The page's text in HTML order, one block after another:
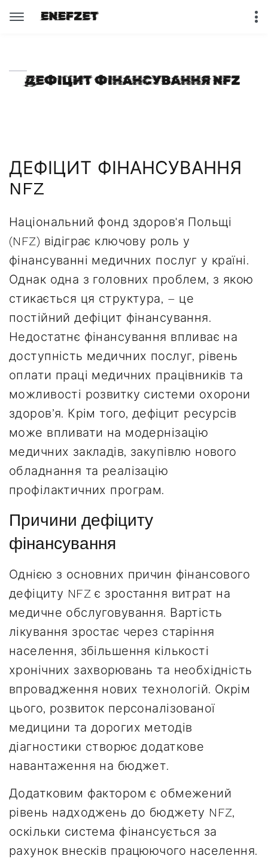
ДЕФІЦИТ ФІНАНСУВАННЯ
NFZ
Національний фонд здоров'я Польщі
(NFZ) відіграє ключову роль у
фінансуванні медичних послуг у країні.
Однак одна з головних проблем, з якою
стикається ця структура, – це
постійний дефіцит фінансування.
Недостатнє фінансування впливає на
доступність медичних послуг, рівень
оплати праці медичних працівників та
можливості розвитку системи охорони
здоров’я. Крім того, дефіцит ресурсів
може впливати на модернізацію
медичних закладів, закупівлю нового
обладнання та реалізацію
профілактичних програм.
Причини дефіциту
фінансування
Однією з основних причин фінансового
дефіциту NFZ є зростання витрат на
медичне обслуговування. Вартість
лікування зростає через старіння
населення, збільшення кількості
хронічних захворювань та необхідність
впровадження нових технологій. Окрім
цього, розвиток персоналізованої
медицини та дорогих методів
діагностики створює додаткове
навантаження на бюджет.
Додатковим фактором є обмежений
рівень надходжень до бюджету NFZ,
оскільки система фінансується за
рахунок внесків працюючого населення.